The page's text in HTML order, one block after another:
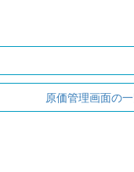
原価管理画面の